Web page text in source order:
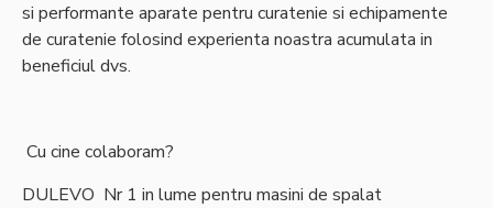
si performante aparate pentru curatenie si echipamente
de curatenie folosind experienta noastra acumulata in
beneficiul dvs.
Cu cine colaboram?
DULEVO Nr 1 in lume pentru masini de spalat